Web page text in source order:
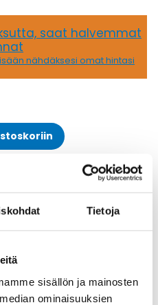
Tietoja
sisällön ja mainosten
ominaisuuksien
saat halvemmat
nähdäksesi omat hintasi
kulujen mukaan.